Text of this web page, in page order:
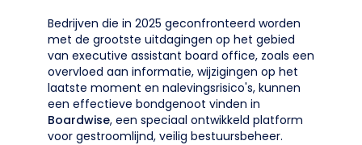
Bedrijven die in 2025 geconfronteerd worden
met de grootste uitdagingen op het gebied
van executive assistant board office, zoals een
overvloed aan informatie, wijzigingen op het
laatste moment en nalevingsrisico's, kunnen
een effectieve bondgenoot vinden in
Boardwise, een speciaal ontwikkeld platform
voor gestroomlijnd, veilig bestuursbeheer.